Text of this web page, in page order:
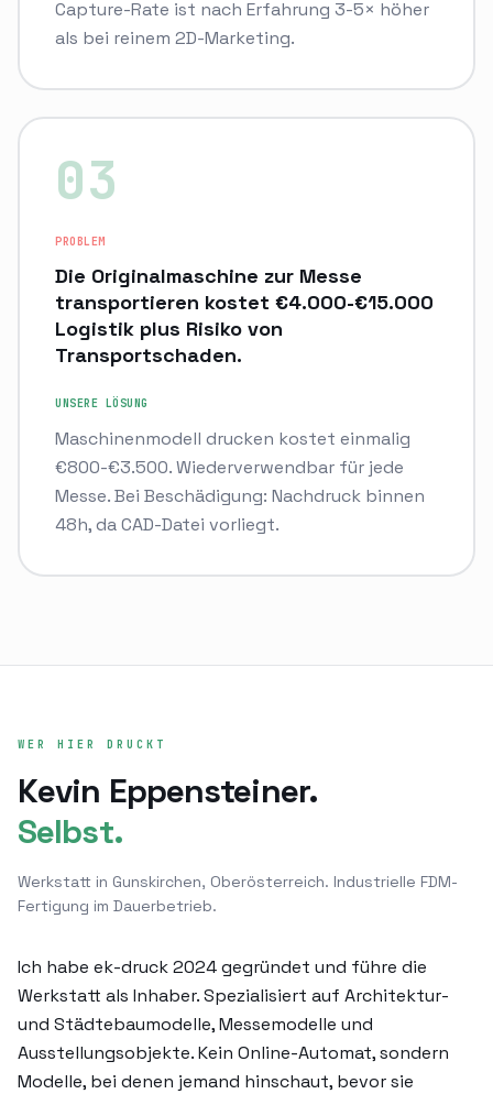
Capture-Rate ist nach Erfahrung 3-5× höher
als bei reinem 2D-Marketing.
03
PROBLEM
Die Originalmaschine zur Messe
transportieren kostet €4.000-€15.000
Logistik plus Risiko von
Transportschaden.
UNSERE LÖSUNG
Maschinenmodell drucken kostet einmalig
€800-€3.500. Wiederverwendbar für jede
Messe. Bei Beschädigung: Nachdruck binnen
48h, da CAD-Datei vorliegt.
WER HIER DRUCKT
Kevin Eppensteiner.
Selbst.
Werkstatt in Gunskirchen, Oberösterreich. Industrielle FDM-
Fertigung im Dauerbetrieb.
Ich habe ek-druck 2024 gegründet und führe die
Werkstatt als Inhaber. Spezialisiert auf Architektur-
und Städtebaumodelle, Messemodelle und
Ausstellungsobjekte. Kein Online-Automat, sondern
Modelle, bei denen jemand hinschaut, bevor sie